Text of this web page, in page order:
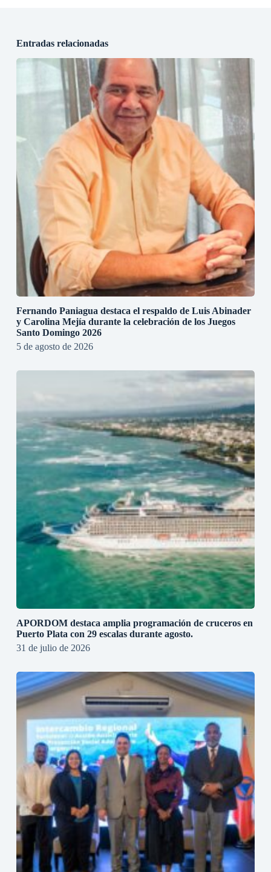
Entradas relacionadas
Fernando Paniagua destaca el respaldo de Luis Abinader
y Carolina Mejía durante la celebración de los Juegos
Santo Domingo 2026
5 de agosto de 2026
APORDOM destaca amplia programación de cruceros en
Puerto Plata con 29 escalas durante agosto.
31 de julio de 2026